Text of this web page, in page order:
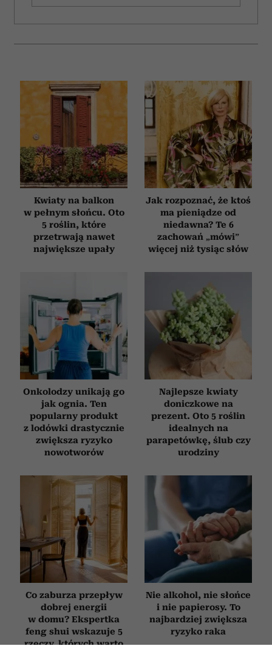
Kwiaty na balkon
w pełnym słońcu. Oto
5 roślin, które
przetrwają nawet
największe upały
Jak rozpoznać, że ktoś
ma pieniądze od
niedawna? Te 6
zachowań „mówi”
więcej niż tysiąc słów
Onkolodzy unikają go
jak ognia. Ten
popularny produkt
z lodówki drastycznie
zwiększa ryzyko
nowotworów
Najlepsze kwiaty
doniczkowe na
prezent. Oto 5 roślin
idealnych na
parapetówkę, ślub czy
urodziny
Co zaburza przepływ
dobrej energii
w domu? Ekspertka
feng shui wskazuje 5
rzeczy, których warto
Nie alkohol, nie słońce
i nie papierosy. To
najbardziej zwiększa
ryzyko raka